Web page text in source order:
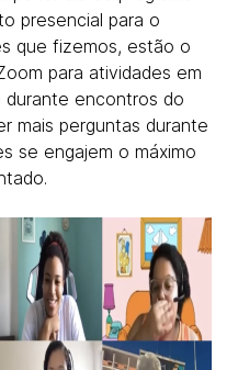
presencial para o
que fizemos, estão o
para atividades em
durante encontros do
mais perguntas durante
se engajem o máximo